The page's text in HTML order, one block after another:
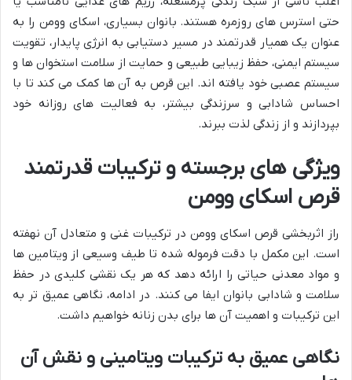
حتی استرس های روزمره هستند. بانوان بسیاری، اسکای وومن را به
عنوان یک همیار قدرتمند در مسیر دستیابی به انرژی پایدار، تقویت
سیستم ایمنی، حفظ زیبایی طبیعی و حمایت از سلامت استخوان ها و
سیستم عصبی خود یافته اند. این قرص به آن ها کمک می کند تا با
احساس شادابی و سرزندگی بیشتر، به فعالیت های روزانه خود
بپردازند و از زندگی لذت ببرند.
ویژگی های برجسته و ترکیبات قدرتمند
قرص اسکای وومن
راز اثربخشی قرص اسکای وومن در ترکیبات غنی و متعادل آن نهفته
است. این مکمل با دقت فرموله شده تا طیف وسیعی از ویتامین ها
و مواد معدنی حیاتی را ارائه دهد که هر یک نقشی کلیدی در حفظ
سلامت و شادابی بانوان ایفا می کنند. در ادامه، نگاهی عمیق تر به
این ترکیبات و اهمیت آن ها برای بدن زنانه خواهیم داشت.
نگاهی عمیق به ترکیبات ویتامینی و نقش آن